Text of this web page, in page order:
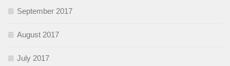
September 2017
August 2017
July 2017